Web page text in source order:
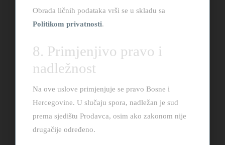
Obrada ličnih podataka vrši se u skladu sa
Politikom privatnosti.
8. Primjenjivo pravo i
nadležnost
Na ove uslove primjenjuje se pravo Bosne i
Hercegovine. U slučaju spora, nadležan je sud
prema sjedištu Prodavca, osim ako zakonom nije
drugačije određeno.